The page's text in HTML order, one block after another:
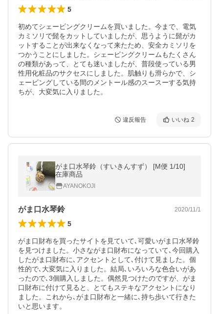
5
初めてシェービングクリームを買いました。今まで、電気
カミソリで髭をカットしていましたが、思うように髭がカ
ットすることが出来なくなって来たため、安全カミソリを
つかうことにしました。シェービングクリームもたくさん
の種類があって、とても迷いましたが、普段使っている男
性用化粧品のサクセスにしました。肌触りも滑らかで、シ
ェービングしている間のメントール感のスースーする気持
ちが、大変気に入りました。
違反報告 いいね 2
がま口水琴鈴（すいきんすず） [M便 1/10]
在庫商品
AYANOKOJI
がま口水琴鈴 2020/11/1
5
がま口財布を買ったサイトを見ていて､可愛いがま口水琴鈴
を見つけました。小さながま口財布になっていて､今回購入
したがま口財布に､アクセントとして､付けて見ました。個
性的で､大変気に入りました。結局､いろいろな色合いがあ
ったので､3個購入しました。偶然見つけたのですが、がま
口財布に付けて見ると、とてもステキなアクセントになり
ました。これから､がま口財布と一緒に､持ち歩いて行きた
いと思います。